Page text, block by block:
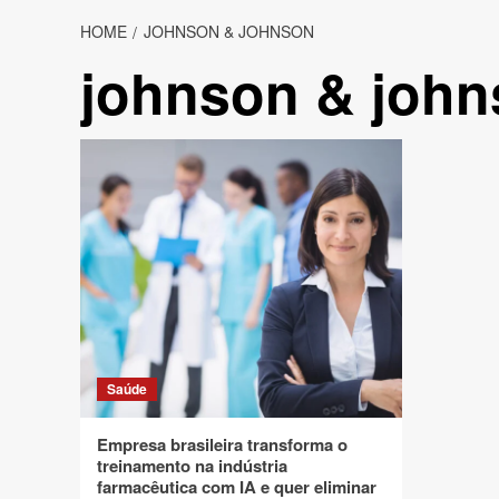
HOME JOHNSON & JOHNSON
johnson &
Saúde
Empresa brasileira transforma o
treinamento na indústria
farmacêutica com IA e quer eliminar